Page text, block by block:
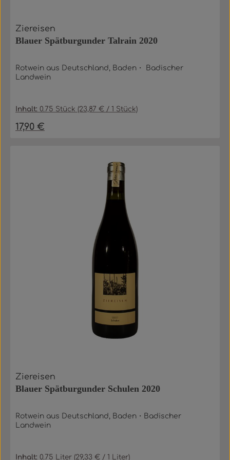
Ziereisen
Blauer Spätburgunder Talrain 2020
Rotwein aus Deutschland, Baden・ Badischer
Landwein
Inhalt:0.75 Stück (23,87 € / 1 Stück)
Regulärer Preis:
17,90 €
Ziereisen
Blauer Spätburgunder Schulen 2020
Rotwein aus Deutschland, Baden・Badischer
Landwein
Inhalt:0.75 Liter (29,33 € / 1 Liter)